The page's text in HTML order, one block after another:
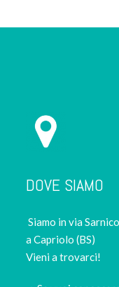
DOVE SIAMO
Siamo in via
a Capriolo (BS)
Vieni a trovarci!